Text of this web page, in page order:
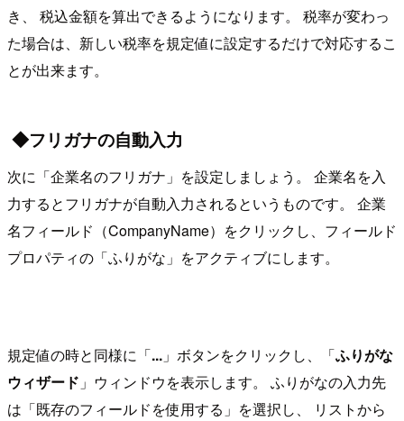
き、 税込金額を算出できるようになります。 税率が変わっ
た場合は、新しい税率を規定値に設定するだけで対応するこ
とが出来ます。
◆フリガナの自動入力
次に「企業名のフリガナ」を設定しましょう。 企業名を入
力するとフリガナが自動入力されるというものです。 企業
名フィールド（CompanyName）をクリックし、フィールド
プロパティの「ふりがな」をアクティブにします。
規定値の時と同様に「... 」ボタンをクリックし、「ふりがな
ウィザード 」ウィンドウを表示します。 ふりがなの入力先
は「既存のフィールドを使用する」を選択し、 リストから